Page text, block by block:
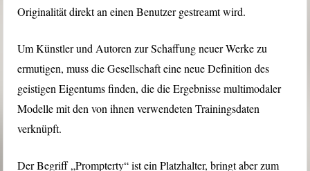
Originalität direkt an einen Benutzer gestreamt wird.
Um Künstler und Autoren zur Schaffung neuer Werke zu
ermutigen, muss die Gesellschaft eine neue Definition des
geistigen Eigentums finden, die die Ergebnisse multimodaler
Modelle mit den von ihnen verwendeten Trainingsdaten
verknüpft.
Der Begriff „Prompterty“ ist ein Platzhalter, bringt aber zum